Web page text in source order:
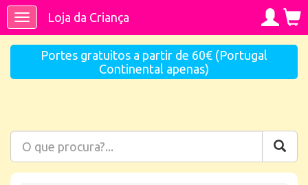
ToggleLoja da Criança
Portes gratuitos a partir de 60€ (Portugal
Continental apenas)